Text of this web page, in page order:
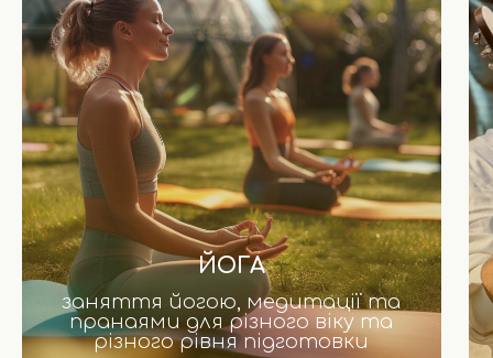
ЙОГА
заняття йогою, медитації та
пранаями для різного віку та
різного рівня підготовки